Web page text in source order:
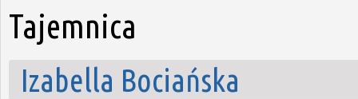
Tajemnica
Izabella Bociańska